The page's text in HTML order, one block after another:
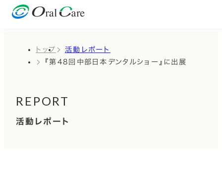
トップ
活動レポート
『第48回中部日本デンタルショー』に出展
REPORT
活動レポート